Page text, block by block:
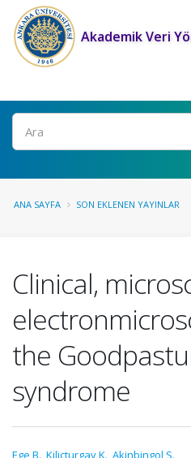
Akademik Veri
Ara
ANA SAYFA SON EKLENEN YAYINLAR
Clinical,
the
syndrome
Ege B.,Kilicturgay K.,Akinbingol S.